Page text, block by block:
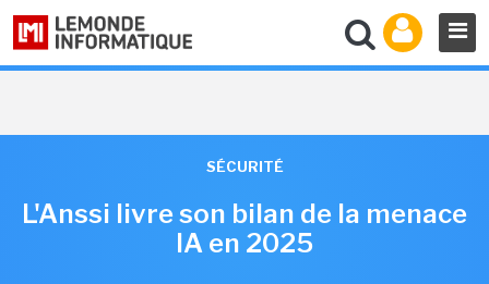
SÉCURITÉ
L'Anssi livre son bilan de la menace
IA en 2025